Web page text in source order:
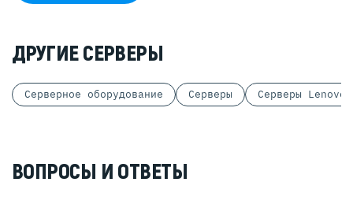
ДРУГИЕ СЕРВЕРЫ
Серверное оборудование Серверы Серверы Lenovo
ВОПРОСЫ И ОТВЕТЫ